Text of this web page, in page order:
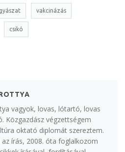
vakcinázás
csikó
vagyok, lovas, lótartó, lovas
Közgazdász végzettségem
oktató diplomát szereztem.
az írás, 2008. óta foglalkozom